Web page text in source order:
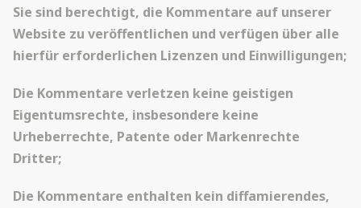
Sie sind berechtigt, die Kommentare auf unserer
Website zu veröffentlichen und verfügen über alle
hierfür erforderlichen Lizenzen und Einwilligungen;
Die Kommentare verletzen keine geistigen
Eigentumsrechte, insbesondere keine
Urheberrechte, Patente oder Markenrechte
Dritter;
Die Kommentare enthalten kein diffamierendes,